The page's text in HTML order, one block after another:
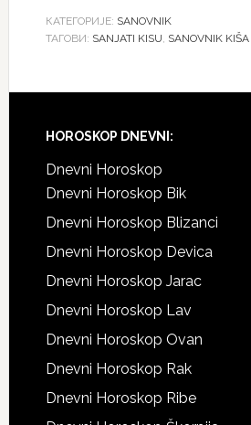
КАТЕГОРИЈЕ: SANOVNIK
ТАГОВИ: SANJATI KISU SANOVNIK KIŠA
HOROSKOP DNEVNI:
Dnevni Horoskop
Dnevni Horoskop Bik
Dnevni Horoskop Blizanci
Dnevni Horoskop Devica
Dnevni Horoskop Jarac
Dnevni Horoskop Lav
Dnevni Horoskop Ovan
Dnevni Horoskop Rak
Dnevni Horoskop Ribe